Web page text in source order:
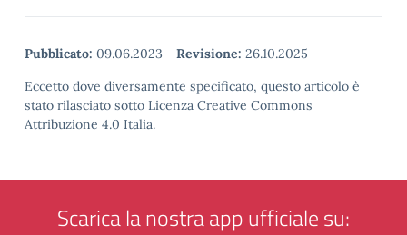
Pubblicato: 09.06.2023 - Revisione: 26.10.2025
Eccetto dove diversamente specificato, questo articolo è
stato rilasciato sotto Licenza Creative Commons
Attribuzione 4.0 Italia.
Scarica la nostra app ufficiale su: